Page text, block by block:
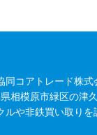
同コアトレード株式
相模原市緑区の津
ルや非鉄買い取りを